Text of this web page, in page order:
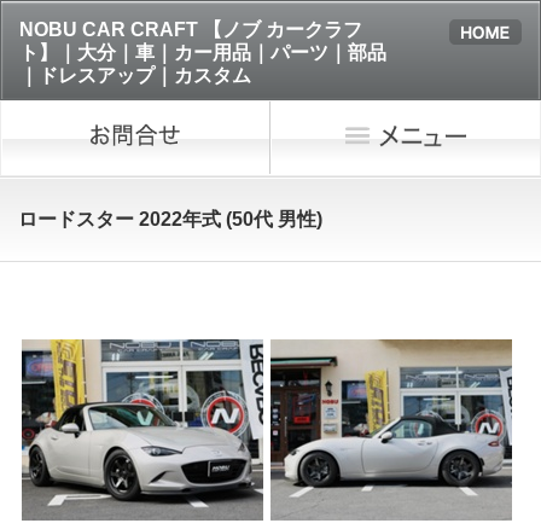
NOBU CAR CRAFT 【ノブ カークラフ
ト】｜大分｜車｜カー用品｜パーツ｜部品
｜ドレスアップ｜カスタム
ロードスター 2022年式 (50代 男性)